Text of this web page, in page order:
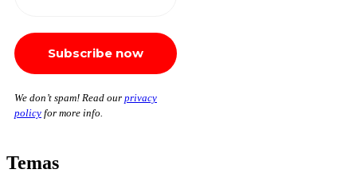
We don’t spam! Read our privacy
policy for more info.
Temas